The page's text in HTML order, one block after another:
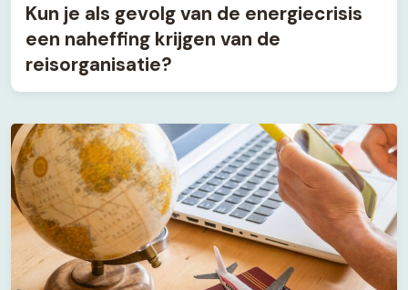
Kun je als gevolg van de energiecrisis
een naheffing krijgen van de
reisorganisatie?